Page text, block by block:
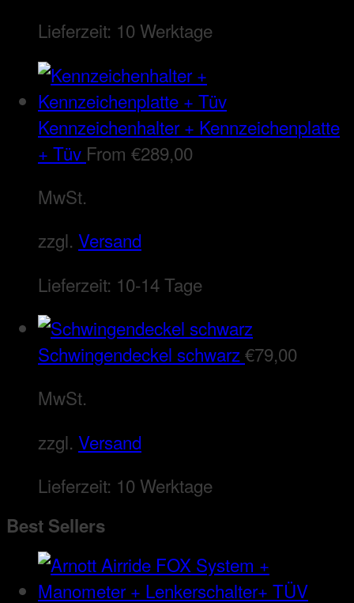
Lieferzeit: 10 Werktage
Kennzeichenhalter + Kennzeichenplatte
+ Tüv From €289,00
MwSt.
zzgl. Versand
Lieferzeit: 10-14 Tage
Schwingendeckel schwarz€79,00
MwSt.
zzgl. Versand
Lieferzeit: 10 Werktage
Best Sellers